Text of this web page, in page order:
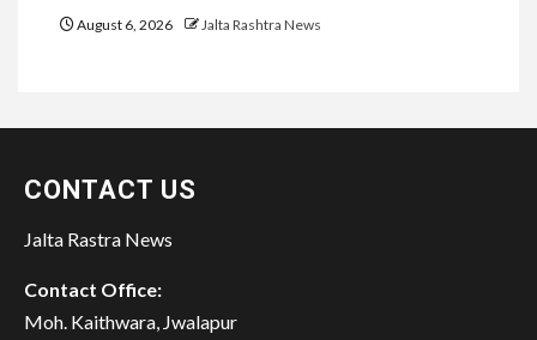
August 6, 2026 Jalta Rashtra News
CONTACT US
Jalta Rastra News
Contact Office:
Moh. Kaithwara, Jwalapur